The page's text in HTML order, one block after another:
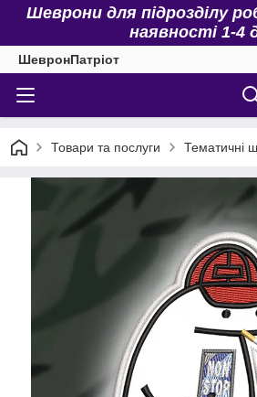
Шеврони для підрозділу
наявності 1-4
ШевронПатріот
Товари та послуги Тематичні